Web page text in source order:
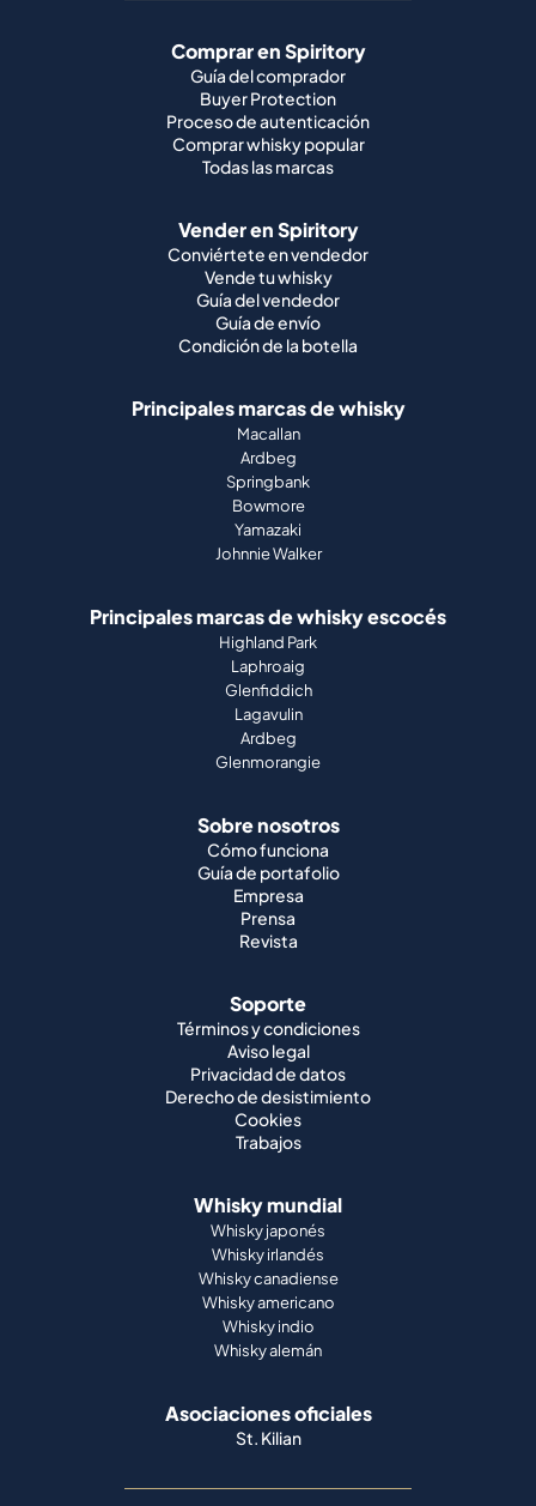
Comprar en Spiritory
Guía del comprador
Buyer Protection
Proceso de autenticación
Comprar whisky popular
Todas las marcas
Vender en Spiritory
Conviértete en vendedor
Vende tu whisky
Guía del vendedor
Guía de envío
Condición de la botella
Principales marcas de whisky
Macallan
Ardbeg
Springbank
Bowmore
Yamazaki
Johnnie Walker
Principales marcas de whisky escocés
Highland Park
Laphroaig
Glenfiddich
Lagavulin
Ardbeg
Glenmorangie
Sobre nosotros
Cómo funciona
Guía de portafolio
Empresa
Prensa
Revista
Soporte
Términos y condiciones
Aviso legal
Privacidad de datos
Derecho de desistimiento
Cookies
Trabajos
Whisky mundial
Whisky japonés
Whisky irlandés
Whisky canadiense
Whisky americano
Whisky indio
Whisky alemán
Asociaciones oficiales
St. Kilian